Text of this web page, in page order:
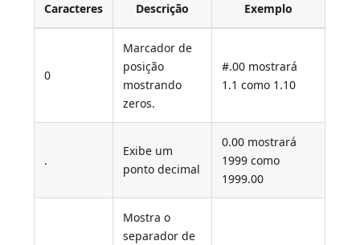
Caracteres Descrição Exemplo
0
Marcador de
posição
mostrando
zeros.
#.00 mostrará
1.1 como 1.10
.
Exibe um
ponto decimal
0.00 mostrará
1999 como
1999.00
Mostra o
separador de